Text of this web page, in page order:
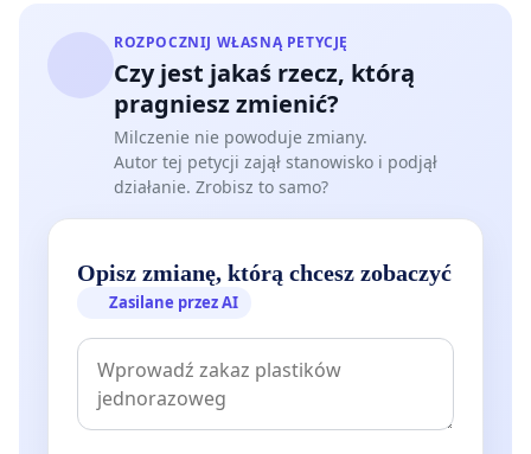
ROZPOCZNIJ WŁASNĄ PETYCJĘ
Czy jest jakaś rzecz, którą
pragniesz zmienić?
Milczenie nie powoduje zmiany.
Autor tej petycji zajął stanowisko i podjął
działanie. Zrobisz to samo?
Opisz zmianę, którą chcesz zobaczyć
Zasilane przez AI